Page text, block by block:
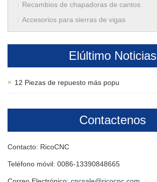
Recambios de chapadoras de cantos
Accesorios para sierras de vigas
Elúltimo Noticias
12 Piezas de repuesto más popu
Contactenos
Contacto: RicoCNC
Teléfono móvil: 0086-13390848665